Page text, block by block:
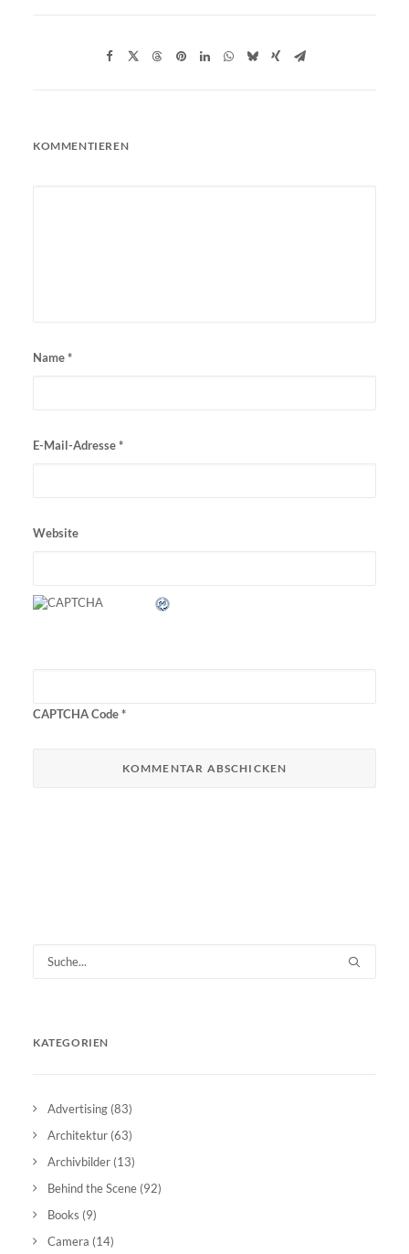
KOMMENTIEREN
Name*
E-Mail-Adresse*
Website
CAPTCHA Code*
KATEGORIEN
Advertising (83)
Architektur (63)
Archivbilder (13)
Behind the Scene (92)
Books (9)
Camera (14)